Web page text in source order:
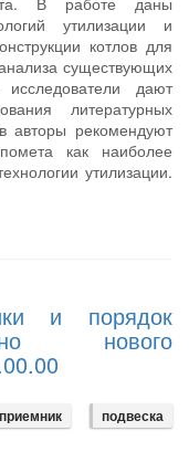
утилизации и
котлов для
существующих
дают
литературных
авторы рекомендуют
как наиболее
утилизации.
и порядок
нового
подвеска